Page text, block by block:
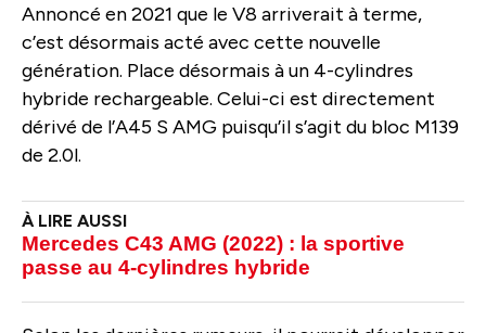
Annoncé en 2021 que le V8 arriverait à terme,
c’est désormais acté avec cette nouvelle
génération. Place désormais à un 4-cylindres
hybride rechargeable. Celui-ci est directement
dérivé de l’A45 S AMG puisqu’il s’agit du bloc M139
de 2.0l.
Mercedes C43 AMG (2022) : la sportive
passe au 4‑cylindres hybride